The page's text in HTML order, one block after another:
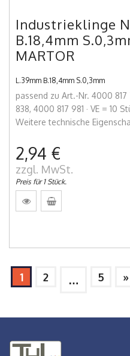
Industrieklinge
B.18,4mm
MARTOR
L.39mm B.18,4mm S.0,3mm
passend zu Art.-Nr. 4000
838, 4000 817 981 · VE = 10
Weitere technische
2,94 €
zzgl. MwSt.
Preis für 1 Stück.
1 2 … 5 »